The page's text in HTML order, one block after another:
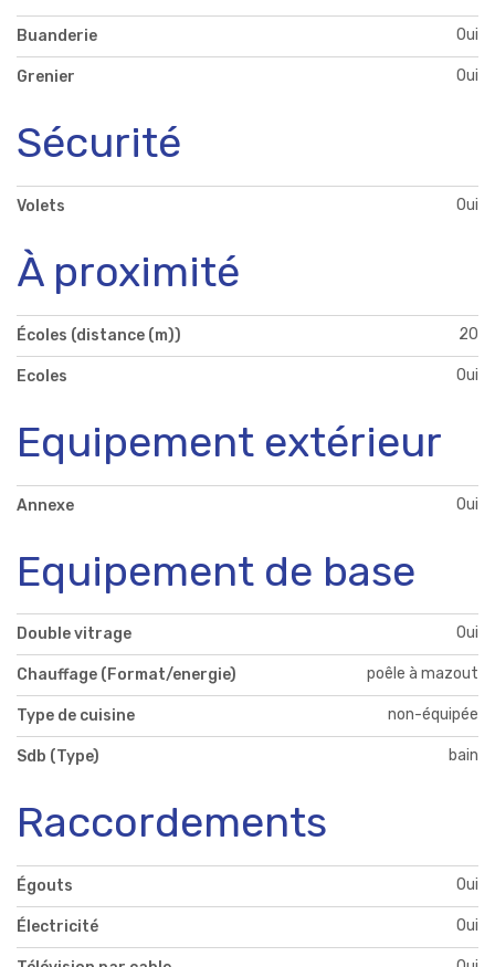
Buanderie Oui
Grenier Oui
Sécurité
Volets Oui
À proximité
Écoles (distance (m)) 20
Ecoles Oui
Equipement extérieur
Annexe Oui
Equipement de base
Double vitrage Oui
Chauffage (Format/energie) poêle à mazout
Type de cuisine non-équipée
Sdb (Type) bain
Raccordements
Égouts Oui
Électricité Oui